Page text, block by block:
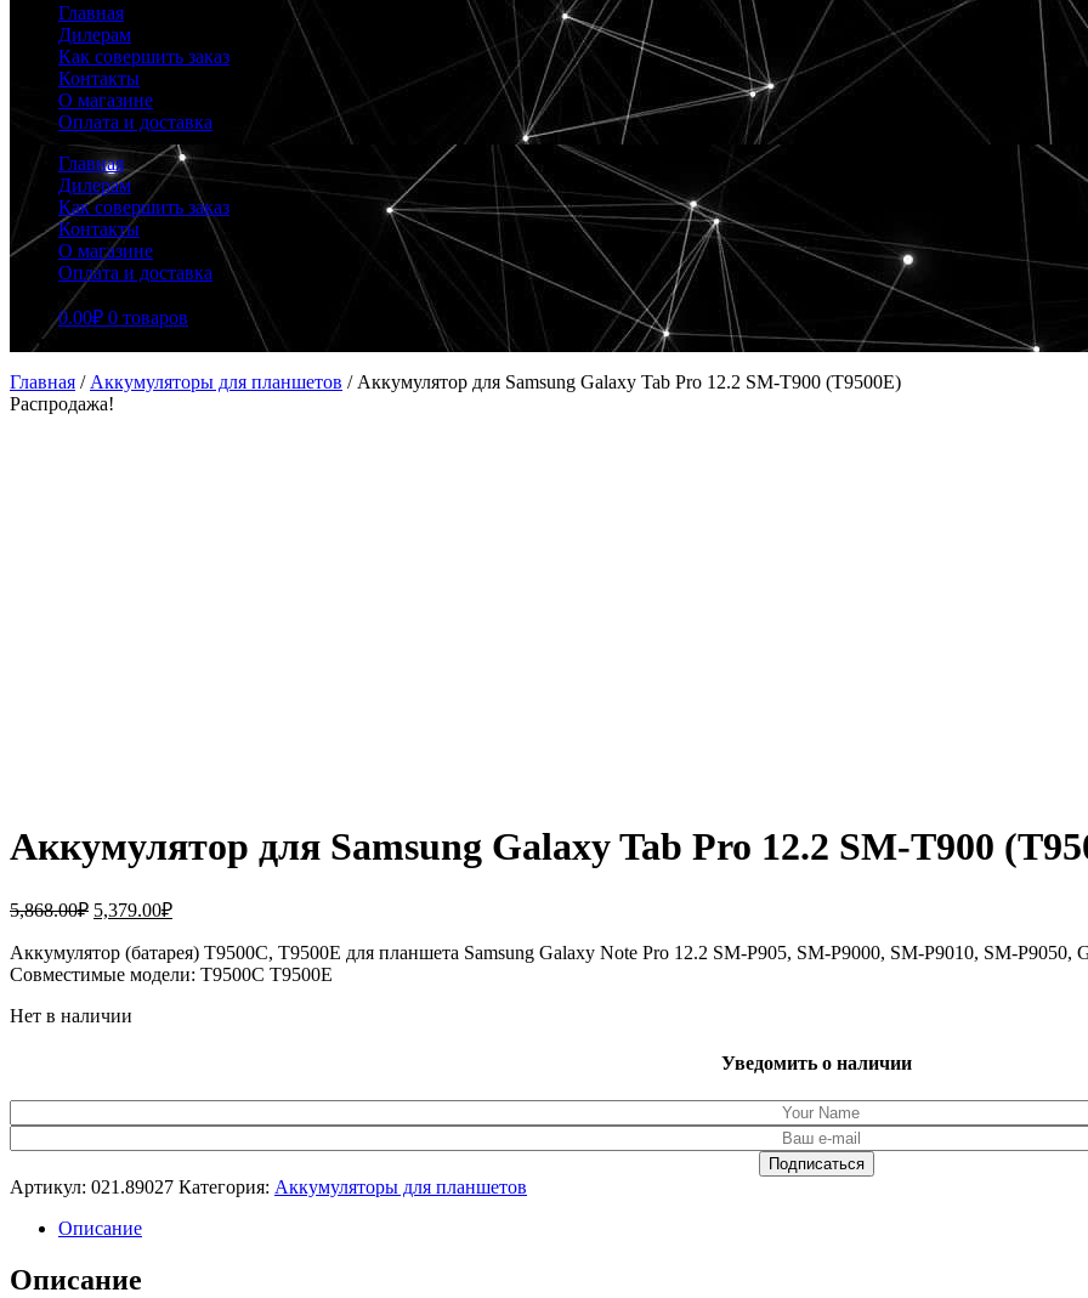
Главная
Дилерам
Как совершить заказ
Контакты
О магазине
Оплата и доставка
Главная
Дилерам
Как совершить заказ
Контакты
О магазине
Оплата и доставка
0.00₽ 0 товаров
Главная / Аккумуляторы для планшетов / Аккумулятор для Samsung Galaxy Tab Pro 12.2 SM-T900 (T9500E)
Распродажа!
Аккумулятор для Samsung Galaxy Tab Pro 12.2 SM-T900
5,868.00₽ Первоначальная
составляла
5,868.00₽.
5,379.00₽Текущая
5,379.00₽.
Аккумулятор (батарея) T9500C, T9500E для планшета Samsung Galaxy Note Pro 12.2 SM-P905, SM-P9000, SM-P9010, SM-
Совместимые модели: T9500C T9500E
Нет в наличии
Уведомить о наличии
Артикул: 021.89027 Категория: Аккумуляторы для планшетов
Описание
Описание